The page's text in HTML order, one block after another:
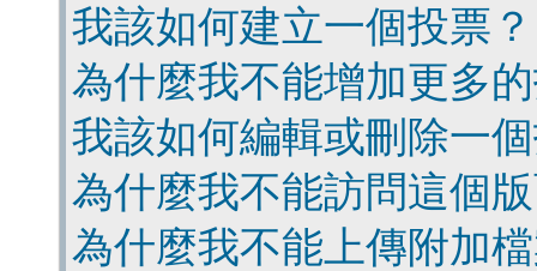
我該如何建立一個投票？
為什麼我不能增加更多
我該如何編輯或刪除一
為什麼我不能訪問這個
為什麼我不能上傳附加